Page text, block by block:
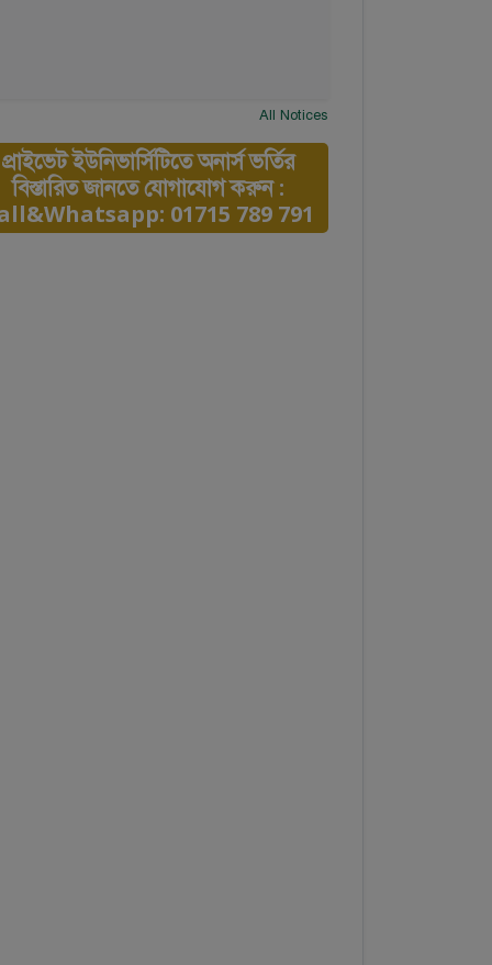
All Notices
প্রাইভেট ইউনিভার্সিটিতে অনার্স ভর্তির
বিস্তারিত জানতে যোগাযোগ করুন :
01715 789 791